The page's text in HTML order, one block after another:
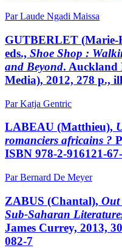
Par Laude Ngadi Maissa
GUTBERLET (Marie-
eds., Shoe Shop :
and Beyond. Auckland
Media), 2012, 278 p.,
Par Katja Gentric
LABEAU (Matthieu),
romanciers africains ?
ISBN 978-2-916121-
Par Bernard De Meyer
ZABUS (Chantal), Out
Sub-Saharan
James Currey, 2013,
082-7